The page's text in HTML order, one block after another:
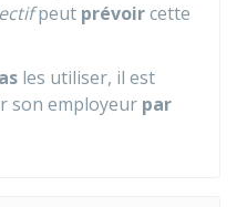
peut prévoircette
les utiliser, il est
son employeur par